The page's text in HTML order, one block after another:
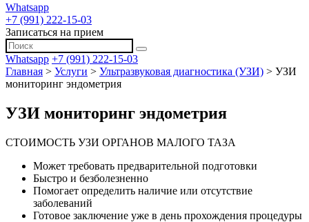
Whatsapp
+7 (991) 222-15-03
Записаться на прием
Whatsapp +7 (991) 222-15-03
Главная > Услуги > Ультразвуковая диагностика (УЗИ) > УЗИ
мониторинг эндометрия
УЗИ мониторинг эндометрия
СТОИМОСТЬ УЗИ ОРГАНОВ МАЛОГО ТАЗА
Может требовать предварительной подготовки
Быстро и безболезненно
Помогает определить наличие или отсутствие
заболеваний
Готовое заключение уже в день прохождения процедуры